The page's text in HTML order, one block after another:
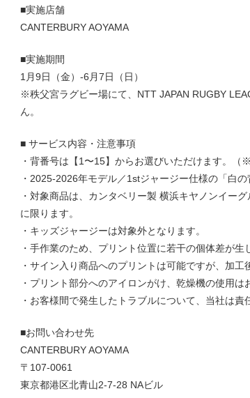
■実施店舗
CANTERBURY AOYAMA
■実施期間
1月9日（金）-6月7日（日）
※秩父宮ラグビー場にて、NTT JAPAN RUGBY
ん。
■ サービス内容・注意事項
・背番号は【1〜15】からお選びいただけます。（※
・2025-2026年モデル／1stジャージー仕様の「白の
・対象商品は、カンタベリー製 横浜キヤノンイー
に限ります。
・キッズジャージーは対象外となります。
・手作業のため、プリント位置に若干の個体差が生
・サイン入り商品へのプリントは可能ですが、加工
・プリント部分へのアイロンがけ、乾燥機の使用は
・お客様間で発生したトラブルについて、当社は責
■お問い合わせ先
CANTERBURY AOYAMA
〒107-0061
東京都港区北青山2-7-28 NAビル